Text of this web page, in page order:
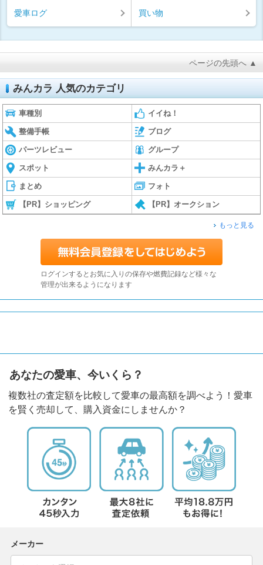
愛車ログ 買い物
ページの先頭へ ▲
みんカラ 人気のカテゴリ
車種別 イイね！
整備手帳 ブログ
パーツレビュー グループ
スポット みんカラ＋
まとめ フォト
【PR】ショッピング 【PR】オークション
もっと見る
ログインするとお気に入りの保存や燃費記録など様々な
管理が出来るようになります
あなたの愛車、今いくら？
複数社の査定額を比較して愛車の最高額を調べよう！愛車
を賢く売却して、購入資金にしませんか？
メーカー